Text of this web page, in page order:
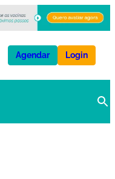
Agendar Login